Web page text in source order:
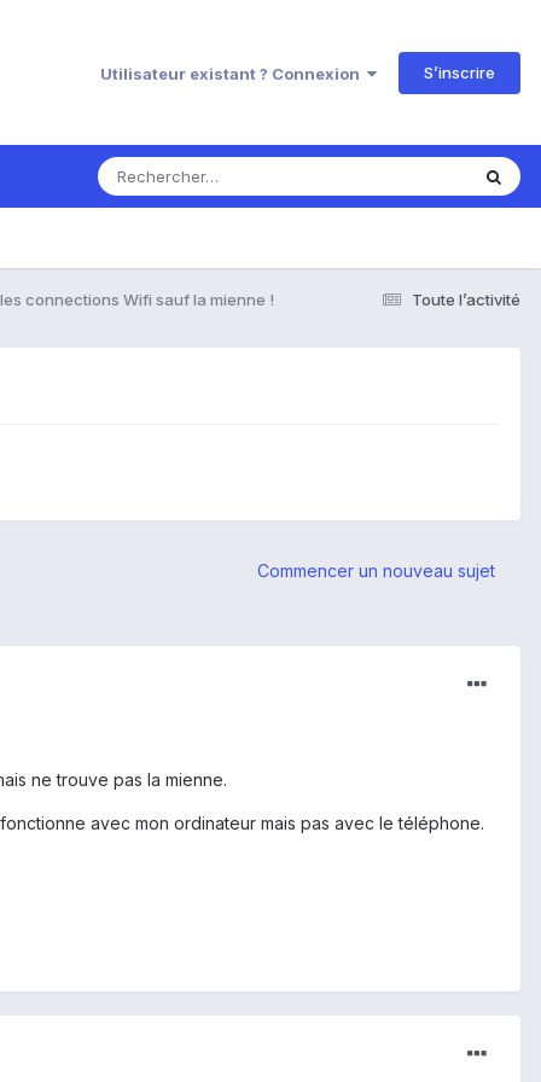
Utilisateur existant ? Connexion S’inscrire
Toute l’activité
connections Wifi sauf la mienne !
Commencer un nouveau sujet
ne trouve pas la mienne.
avec mon ordinateur mais pas avec le téléphone.